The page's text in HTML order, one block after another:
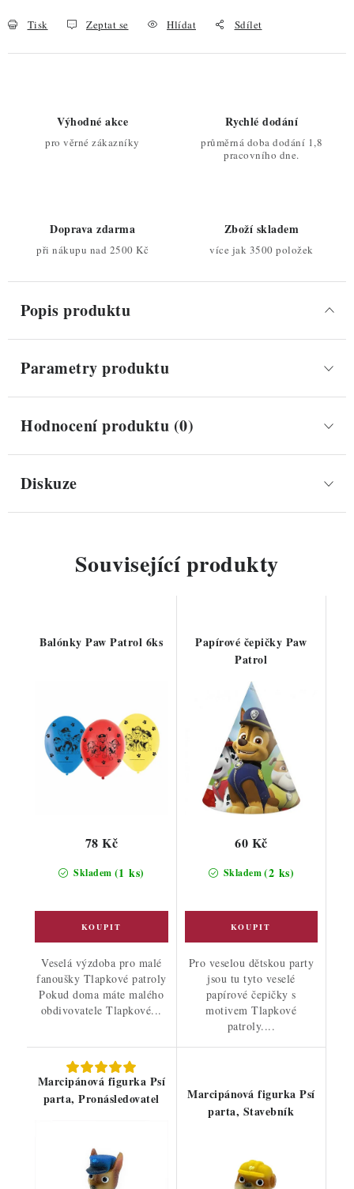
Tisk Zeptat se Hlídat Sdílet
Výhodné akce
pro věrné zákazníky
Rychlé dodání
průměrná doba dodání 1,8
pracovního dne.
Doprava zdarma
při nákupu nad 2500 Kč
Zboží skladem
více jak 3500 položek
Popis produktu
Parametry produktu
Hodnocení produktu (0)
Diskuze
Související produkty
Balónky Paw Patrol 6ks
Skladem (1 ks)
78 Kč
Veselá výzdoba pro malé
fanoušky Tlapkové patroly
Pokud doma máte malého
obdivovatele Tlapkové...
Papírové čepičky Paw
Patrol
Skladem(2 ks)
60 Kč
Pro veselou dětskou party
jsou tu tyto veselé
papírové čepičky s
motivem Tlapkové
patroly....
Marcipánová figurka Psí
parta, Pronásledovatel
Marcipánová figurka Psí
parta, Stavebník